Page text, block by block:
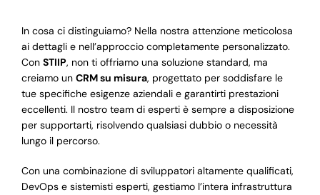
In cosa ci distinguiamo? Nella nostra attenzione meticolosa
ai dettagli e nell’approccio completamente personalizzato.
Con STIIP, non ti offriamo una soluzione standard, ma
creiamo un CRM su misura, progettato per soddisfare le
tue specifiche esigenze aziendali e garantirti prestazioni
eccellenti. Il nostro team di esperti è sempre a disposizione
per supportarti, risolvendo qualsiasi dubbio o necessità
lungo il percorso.
Con una combinazione di sviluppatori altamente qualificati,
DevOps e sistemisti esperti, gestiamo l’intera infrastruttura